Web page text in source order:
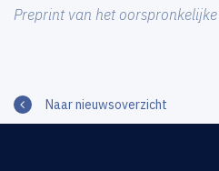
Preprint van het
Naar nieuwsoverzicht